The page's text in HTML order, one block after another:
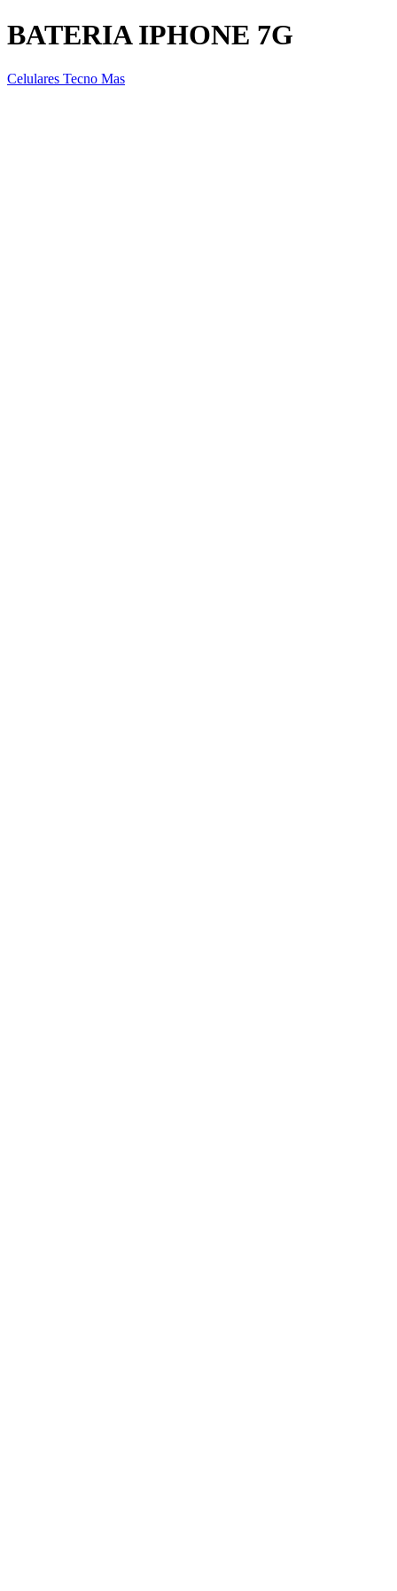
BATERIA IPHONE 7G
Celulares Tecno Mas